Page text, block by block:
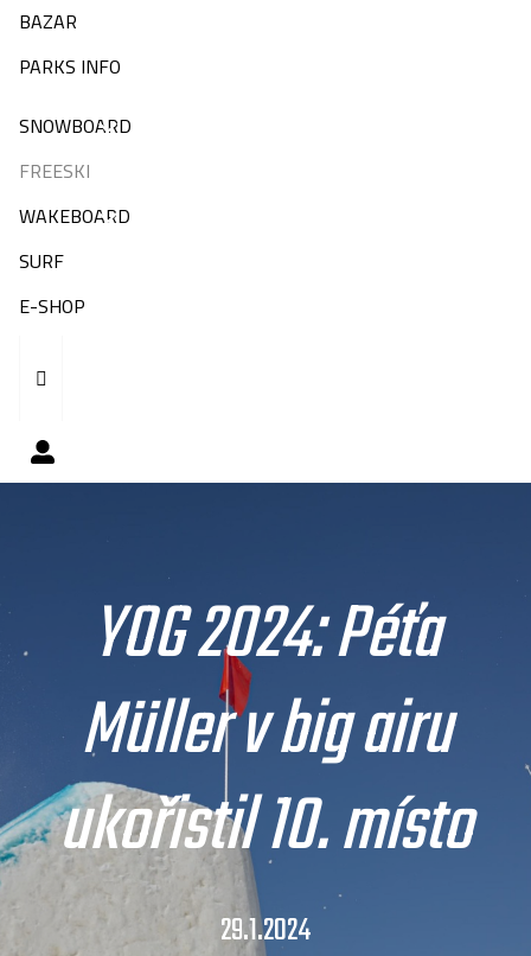
BAZAR
PARKS INFO
SNOWBOARD
FREESKI
WAKEBOARD
SURF
E-SHOP
YOG 2024: Péťa
Müller v big airu
ukořistil 10. místo
29.1.2024